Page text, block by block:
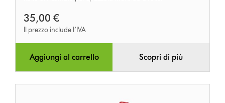
35,00 €
Il prezzo include l’IVA
Aggiungi al carrello Scopri di più